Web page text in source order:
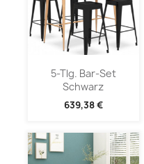
5-Tlg. Bar-Set
Schwarz
639,38 €